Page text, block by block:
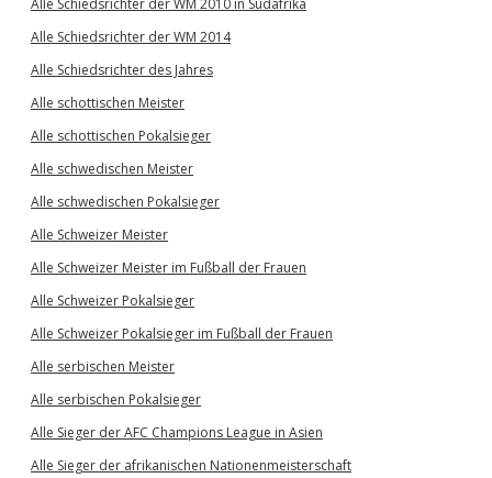
Alle Schiedsrichter der WM 2010 in Südafrika
Alle Schiedsrichter der WM 2014
Alle Schiedsrichter des Jahres
Alle schottischen Meister
Alle schottischen Pokalsieger
Alle schwedischen Meister
Alle schwedischen Pokalsieger
Alle Schweizer Meister
Alle Schweizer Meister im Fußball der Frauen
Alle Schweizer Pokalsieger
Alle Schweizer Pokalsieger im Fußball der Frauen
Alle serbischen Meister
Alle serbischen Pokalsieger
Alle Sieger der AFC Champions League in Asien
Alle Sieger der afrikanischen Nationenmeisterschaft